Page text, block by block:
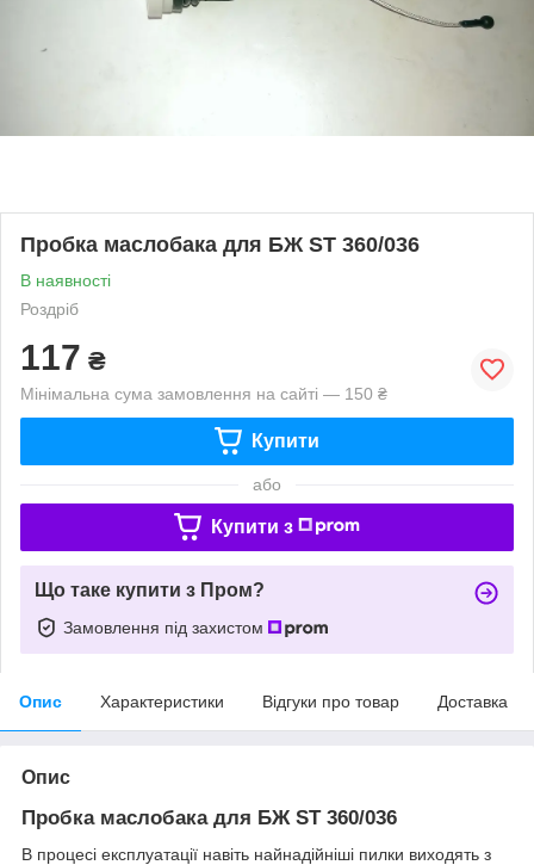
Пробка маслобака для БЖ ST 360/036
В наявності
Роздріб
117 ₴
Мінімальна сума замовлення на сайті — 150 ₴
Купити
або
Купити з
Що таке купити з Пром?
Замовлення під захистом
Опис Характеристики Відгуки про товар Доставка
Опис
Пробка маслобака для БЖ ST 360/036
В процесі експлуатації навіть найнадійніші пилки виходять з